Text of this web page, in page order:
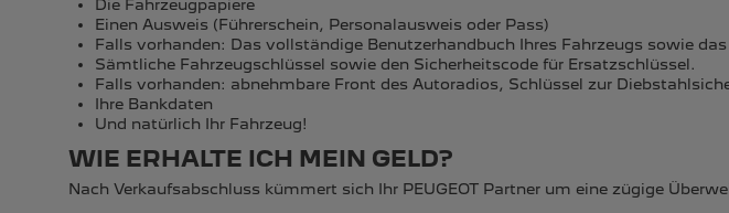
Die Fahrzeugpapiere
Einen Ausweis (Führerschein, Personalausweis oder Pass)
Falls vorhanden: Das vollständige Benutzerhandbuch Ihres Fahrzeugs sowie
Sämtliche Fahrzeugschlüssel sowie den Sicherheitscode für Ersatzschlüssel.
Falls vorhanden: abnehmbare Front des Autoradios, Schlüssel zur
Ihre Bankdaten
Und natürlich Ihr Fahrzeug!
WIE ERHALTE ICH MEIN GELD?
Nach Verkaufsabschluss kümmert sich Ihr PEUGEOT Partner um eine zügige